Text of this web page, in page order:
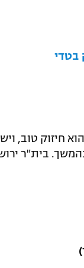
בטדי
חיזוק טוב,
בית"ר